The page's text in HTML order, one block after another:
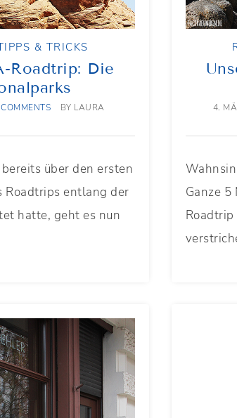
& TRICKS
Roadtrip: Die
BY LAURA
über den ersten
Roadtrips entlang der
hatte, geht es nun
4.
Ganze 5